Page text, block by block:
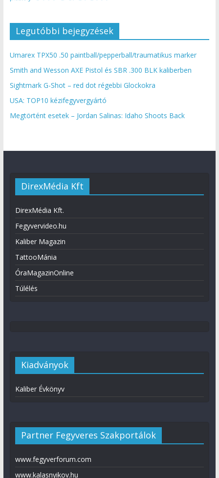
Legutóbbi bejegyzések
Umarex TPX50 .50 paintball/pepperball/traumatikus marker
Smith and Wesson AXE Pistol és SBR .300 BLK kaliberben
Sightmark G-Shot – red dot régebbi Glockokra
USA: TOP10 kézifegyvergyártó
Megtörtént esetek – Jordan Salinas: Idaho Shoots Back
DirexMédia Kft
DirexMédia Kft.
Fegyvervideo.hu
Kaliber Magazin
TattooMánia
ÓraMagazinOnline
Túlélés
Kiadványok
Kaliber Évkönyv
Partner Fegyveres Szakportálok
www.fegyverforum.com
www.kalasnyikov.hu